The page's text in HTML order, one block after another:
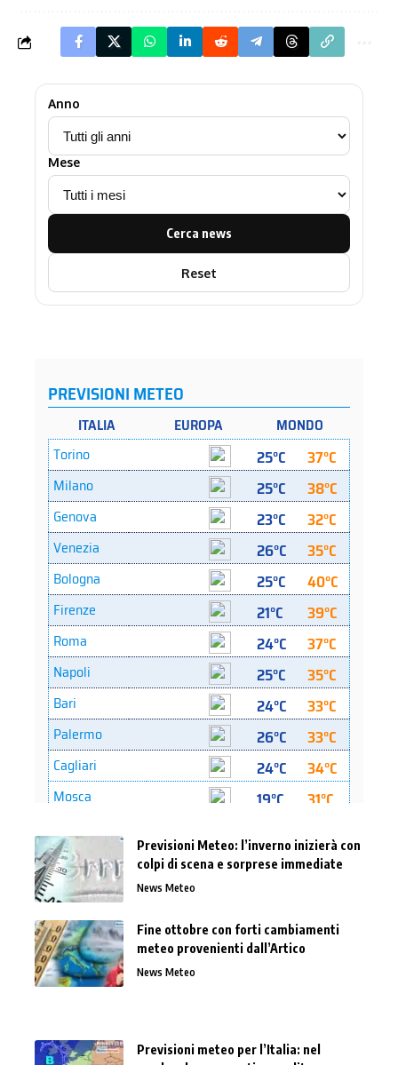
Anno
Mese
Cerca news
Reset
Previsioni Meteo: l’inverno inizierà con
colpi di scena e sorprese immediate
News Meteo
Fine ottobre con forti cambiamenti
meteo provenienti dall’Artico
News Meteo
Previsioni meteo per l’Italia: nel